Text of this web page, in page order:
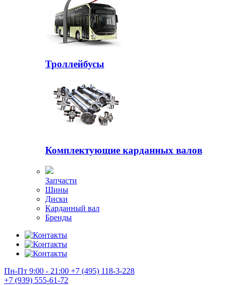
Троллейбусы
Комплектующие карданных валов
Запчасти
Шины
Диски
Карданный вал
Бренды
Пн-Пт 9:00 - 21:00 +7 (495) 118-3-228
+7 (939) 555-61-72